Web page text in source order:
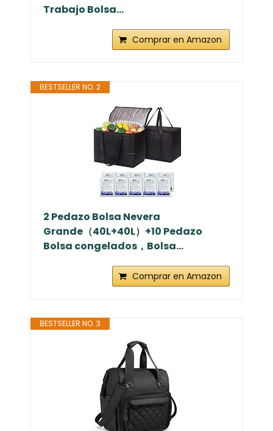
Trabajo Bolsa...
Comprar en Amazon
BESTSELLER NO. 2
2 Pedazo Bolsa Nevera
Grande（40L+40L）+10 Pedazo
Bolsa congelados，Bolsa...
Comprar en Amazon
BESTSELLER NO. 3